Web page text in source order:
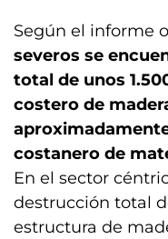
Según el informe
severos se
total de unos
costero de
costanero de
En el sector
destrucción total
estructura de